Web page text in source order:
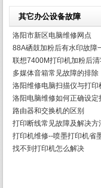
其它办公设备故障
洛阳市新区电脑维修网点
88A硒鼓加粉后有水印故障
联想7400M打印机加粉后
多媒体音箱常见故障的排除
洛阳维修电脑扫描仪与打印
洛阳电脑维修如何正确设定
路由器和交换机的区别
打印断线常见故障及解决方
打印机维修--喷墨打印机省
找不到打印机怎么解决